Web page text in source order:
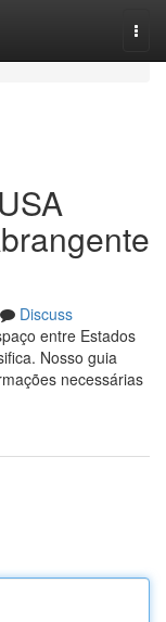
Discuss
entre Estados
Nosso guia
necessárias